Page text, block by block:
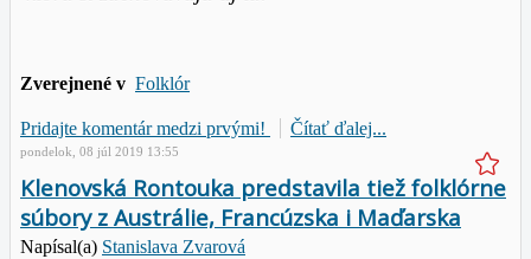
Zverejnené v Folklór
Pridajte komentár medzi prvými! Čítať ďalej...
pondelok, 08 júl 2019 13:55
Klenovská Rontouka predstavila tiež folklórne
súbory z Austrálie, Francúzska i Maďarska
Napísal(a) Stanislava Zvarová